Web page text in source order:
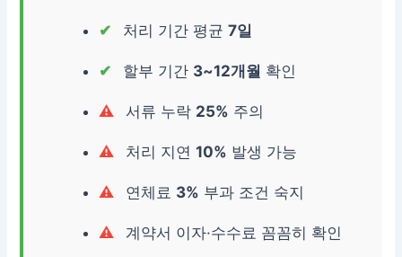
처리 기간 평균7일
할부 기간 3~12개월 확인
서류 누락 25% 주의
처리 지연10% 발생 가능
연체료 3% 부과 조건 숙지
계약서 이자·수수료 꼼꼼히 확인